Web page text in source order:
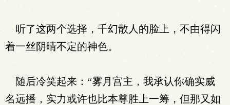
听了这两个选择，千幻散人的脸上，不由得闪
着一丝阴晴不定的神色。
随后冷笑起来：“雾月宫主，我承认你确实威
名远播，实力或许也比本尊胜上一筹，但那又如